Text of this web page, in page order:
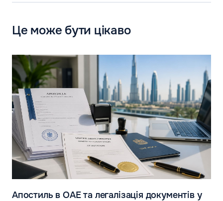
Це може бути цікаво
Апостиль в ОАЕ та легалізація документів у